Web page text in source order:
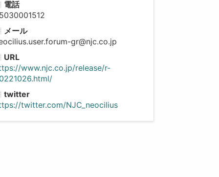
電話
メール
gr@njc.co.jp
URL
www.njc.co.jp/release/r-
twitter
twitter.com/NJC_neocilius